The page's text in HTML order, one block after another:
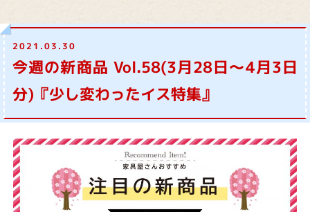
2021.03.30
今週の新商品 Vol.58(3月28日～4月3日
分)『少し変わったイス特集』